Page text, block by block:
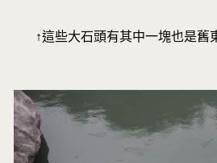
↑這些大石頭有其中一塊也是舊